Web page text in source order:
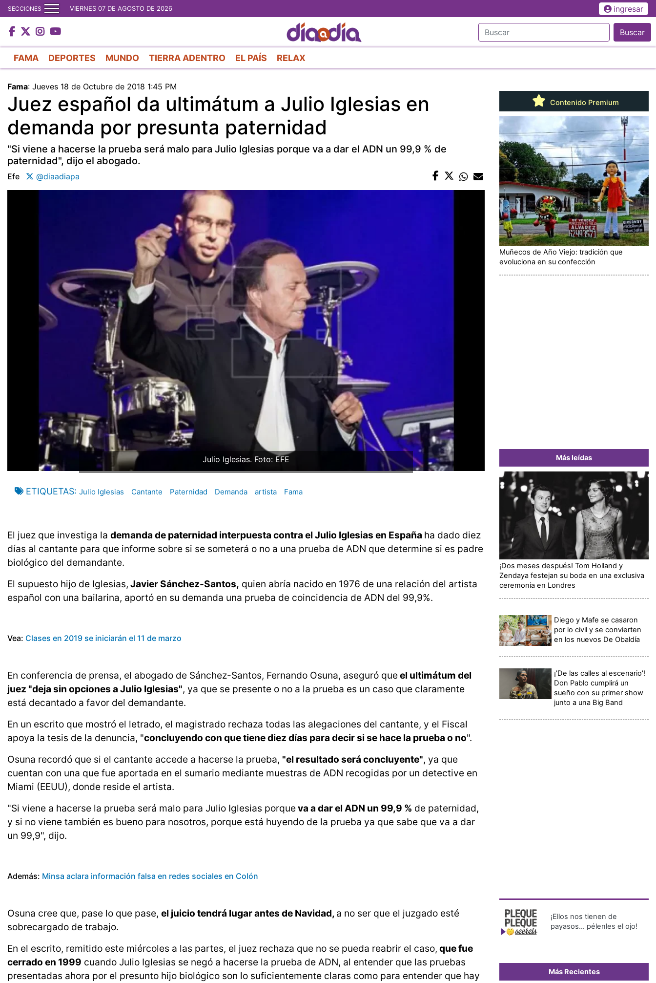
al
contenido
principal
SECCIONES VIERNES 07 DE AGOSTO DE 2026 ingresar
Buscar
FAMA DEPORTES MUNDO TIERRA ADENTRO EL PAÍS RELAX
Fama: Jueves 18 de Octubre de 2018 1:45 PM
Juez español da ultimátum a Julio Iglesias en
demanda por presunta paternidad
"Si viene a hacerse la prueba será malo para Julio Iglesias porque va a dar el ADN un 99,9 % de
paternidad", dijo el abogado.
Efe @diaadiapa
Julio Iglesias. Foto: EFE
ETIQUETAS Julio Iglesias Cantante Paternidad Demanda artista Fama
El juez que investiga la demanda de paternidad interpuesta contra el Julio Iglesias en España ha dado diez
días al cantante para que informe sobre si se someterá o no a una prueba de ADN que determine si es padre
biológico del demandante.
El supuesto hijo de Iglesias, Javier Sánchez-Santos, quien abría nacido en 1976 de una relación del artista
español con una bailarina, aportó en su demanda una prueba de coincidencia de ADN del 99,9%.
Vea: Clases en 2019 se iniciarán el 11 de marzo
En conferencia de prensa, el abogado de Sánchez-Santos, Fernando Osuna, aseguró queel ultimátum del
juez "deja sin opciones a Julio Iglesias", ya que se presente o no a la prueba es un caso que claramente
está decantado a favor del demandante.
En un escrito que mostró el letrado, el magistrado rechaza todas las alegaciones del cantante, y el Fiscal
apoya la tesis de la denuncia, "concluyendo con que tiene diez días para decir si se hace la prueba o no".
Osuna recordó que si el cantante accede a hacerse la prueba, "el resultado será concluyente", ya que
cuentan con una que fue aportada en el sumario mediante muestras de ADN recogidas por un detective en
Miami (EEUU), donde reside el artista.
"Si viene a hacerse la prueba será malo para Julio Iglesias porqueva a dar el ADN un 99,9 % de paternidad,
y si no viene también es bueno para nosotros, porque está huyendo de la prueba ya que sabe que va a dar
un 99,9", dijo.
Además: Minsa aclara información falsa en redes sociales en Colón
Osuna cree que, pase lo que pase, el juicio tendrá lugar antes de Navidad, a no ser que el juzgado esté
sobrecargado de trabajo.
En el escrito, remitido este miércoles a las partes, el juez rechaza que no se pueda reabrir el caso, que fue
cerrado en 1999 cuando Julio Iglesias se negó a hacerse la prueba de ADN, al entender que las pruebas
presentadas ahora por el presunto hijo biológico son lo suficientemente claras como para entender que hay
Contenido Premium
Muñecos de Año Viejo: tradición que
evoluciona en su confección
Más leídas
¡Dos meses después! Tom Holland y
Zendaya festejan su boda en una exclusiva
ceremonia en Londres
Diego y Mafe se casaron
por lo civil y se convierten
en los nuevos De Obaldía
¡'De las calles al escenario'!
Don Pablo cumplirá un
sueño con su primer show
junto a una Big Band
¡Ellos nos tienen de
payasos… pélenles el ojo!
Más Recientes